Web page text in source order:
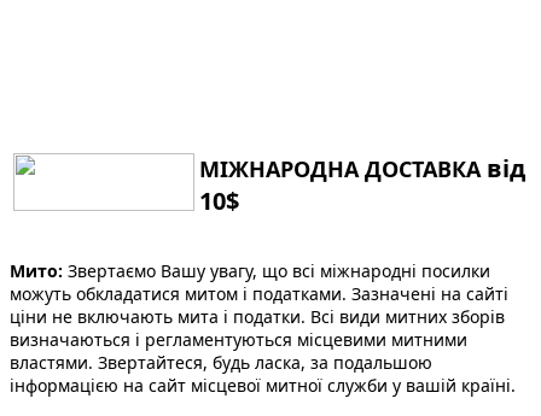
МІЖНАРОДНА ДОСТАВКА від
10$
Мито: Звертаємо Вашу увагу, що всі міжнародні посилки
можуть обкладатися митом і податками. Зазначені на сайті
ціни не включають мита і податки. Всі види митних зборів
визначаються і регламентуються місцевими митними
властями. Звертайтеся, будь ласка, за подальшою
інформацією на сайт місцевої митної служби у вашій країні.